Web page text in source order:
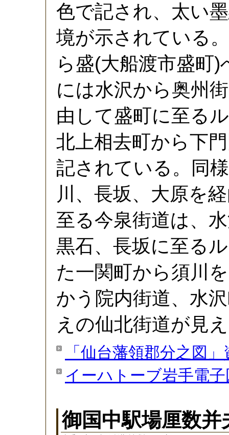
色で記され、太い
境が示されている
ら盛(大船渡市盛町
には水沢から奥州
由して盛町に至る
北上相去町から下
記されている。同
川、長坂、大原を
至る今泉街道は、
黒石、長坂に至る
た一関町から須川
かう院内街道、水
えの仙北街道が見
「仙台藩領郡分之図
イーハトーブ岩手電
御国中駅場厘数并